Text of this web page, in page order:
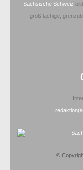
Sächsische Schweiz
großflächige,
©